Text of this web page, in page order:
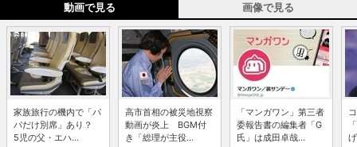
動画で見る 画像で見る
家族旅行の機内で「パ
パだけ別席」あり？
5児の父・エハ...
高市首相の被災地視察
動画が炎上 BGM付
き「総理が主役...
「マンガワン」第三者
委報告書の編集者「G
氏」は成田卓哉...